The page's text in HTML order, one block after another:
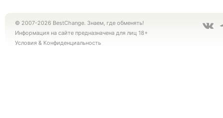
© 2007-2026 BestChange. Знаем, где обменять!
Информация на сайте предназначена для лиц 18+
Условия & Конфиденциальность